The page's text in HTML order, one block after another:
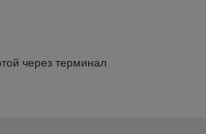
через терминал